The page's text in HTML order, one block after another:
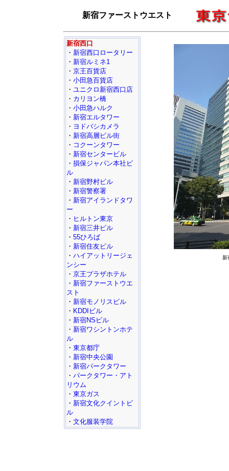
新宿ファーストウエスト
新宿西口
・ 新宿西口ロータリー
・ 新宿ルミネ1
・ 京王百貨店
・ 小田急百貨店
・ ユニクロ新宿西口店
・ カリヨン橋
・ 小田急ハルク
・ 新宿エルタワー
・ ヨドバシカメラ
・ 新宿高層ビル街
・ コクーンタワー
・ 新宿センタービル
・ 損保ジャパン本社ビ
ル
・ 新宿野村ビル
・ 新宿警察署
・ 新宿アイランドタワ
ー
・ ヒルトン東京
・ 新宿三井ビル
・ 55ひろば
・ 新宿住友ビル
・ ハイアットリージェ
ンシー
・ 京王プラザホテル
・ 新宿ファーストウエ
スト
・ 新宿モノリスビル
・ KDDIビル
・ 新宿NSビル
・ 新宿ワシントンホテ
ル
・ 東京都庁
・ 新宿中央公園
・ 新宿パークタワー
・ パークタワー・アト
リウム
・ 東京ガス
・ 新宿文化クイントビ
ル
・ 文化服装学院
新